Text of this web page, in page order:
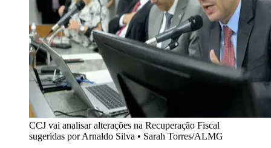
CCJ vai analisar alterações na Recuperação Fiscal
sugeridas por Arnaldo Silva • Sarah Torres/ALMG